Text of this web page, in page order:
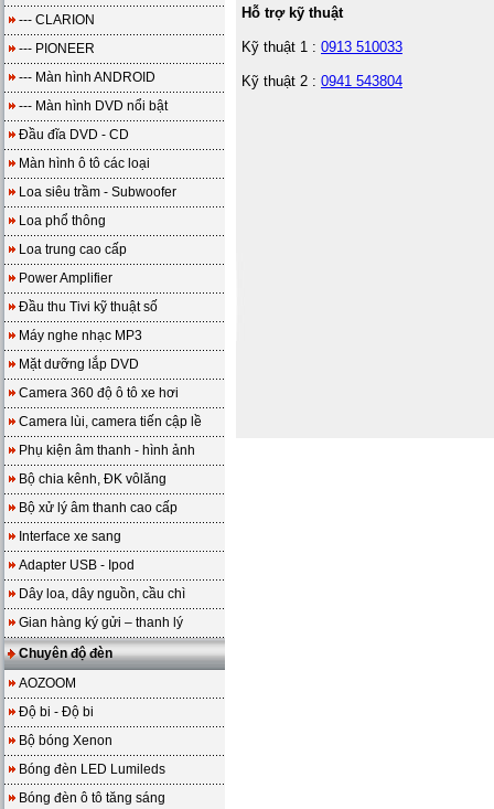
--- CLARION
--- PIONEER
--- Màn hình ANDROID
--- Màn hình DVD nổi bật
Đầu đĩa DVD - CD
Màn hình ô tô các loại
Loa siêu trầm - Subwoofer
Loa phổ thông
Loa trung cao cấp
Power Amplifier
Đầu thu Tivi kỹ thuật số
Máy nghe nhạc MP3
Mặt dưỡng lắp DVD
Camera 360 độ ô tô xe hơi
Camera lùi, camera tiến cập lề
Phụ kiện âm thanh - hình ảnh
Bộ chia kênh, ĐK vôlăng
Bộ xử lý âm thanh cao cấp
Interface xe sang
Adapter USB - Ipod
Dây loa, dây nguồn, cầu chì
Gian hàng ký gửi – thanh lý
Chuyên độ đèn
AOZOOM
Độ bi - Độ bi
Bộ bóng Xenon
Bóng đèn LED Lumileds
Bóng đèn ô tô tăng sáng
Hỗ trợ kỹ thuật
Kỹ thuật 1 : 0913 510033
Kỹ thuật 2 : 0941 543804